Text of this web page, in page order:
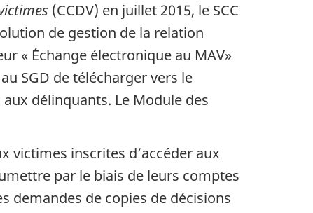
(CCDV) en juillet 2015, le SCC
de gestion de la relation
« Échange électronique au MAV»
SGD de télécharger vers le
délinquants. Le Module des
victimes inscrites d’accéder aux
par le biais de leurs comptes
demandes de copies de décisions